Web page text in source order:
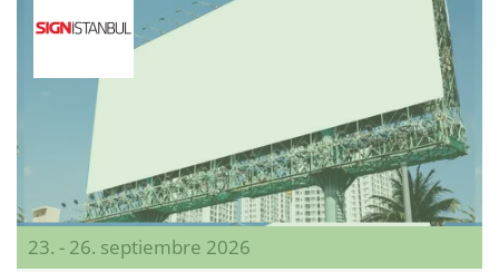
23. - 26. septiembre 2026